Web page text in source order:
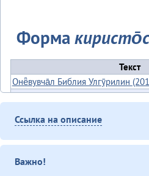
Форма
Текст
Онё̄вувча̄л Библия Улгӯрилин
Итого
Ссылка на описание
Важно!